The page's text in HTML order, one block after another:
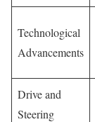
Technological
Advancements
Drive and
Steering